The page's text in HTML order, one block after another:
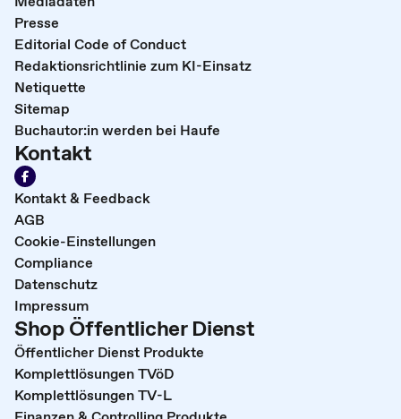
Presse
Editorial Code of Conduct
Redaktionsrichtlinie zum KI-Einsatz
Netiquette
Sitemap
Buchautor:in werden bei Haufe
Kontakt
Kontakt & Feedback
AGB
Cookie-Einstellungen
Compliance
Datenschutz
Impressum
Shop Öffentlicher Dienst
Öffentlicher Dienst Produkte
Komplettlösungen TVöD
Komplettlösungen TV-L